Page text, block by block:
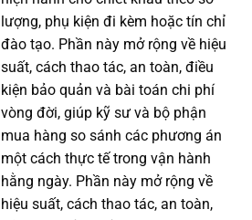
lượng, phụ kiện đi kèm hoặc tín chỉ
đào tạo. Phần này mở rộng về hiệu
suất, cách thao tác, an toàn, điều
kiện bảo quản và bài toán chi phí
vòng đời, giúp kỹ sư và bộ phận
mua hàng so sánh các phương án
một cách thực tế trong vận hành
hằng ngày. Phần này mở rộng về
hiệu suất, cách thao tác, an toàn,